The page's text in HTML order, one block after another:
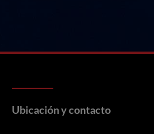
Ubicación y contacto